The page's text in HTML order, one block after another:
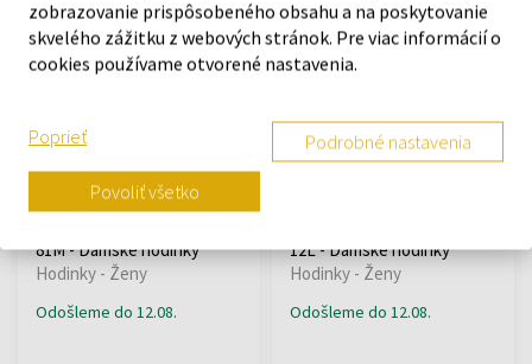
81M - Dámske hodinky
Hodinky - Ženy
Odošleme do 12.08.
12L - Dámske hodinky
Hodinky - Ženy
Odošleme do 12.08.
zobrazovanie prispôsobeného obsahu a na poskytovanie
skvelého zážitku z webových stránok. Pre viac informácií o
cookies používame otvorené nastavenia.
Poprieť Podrobné nastavenia
Povoliť všetko